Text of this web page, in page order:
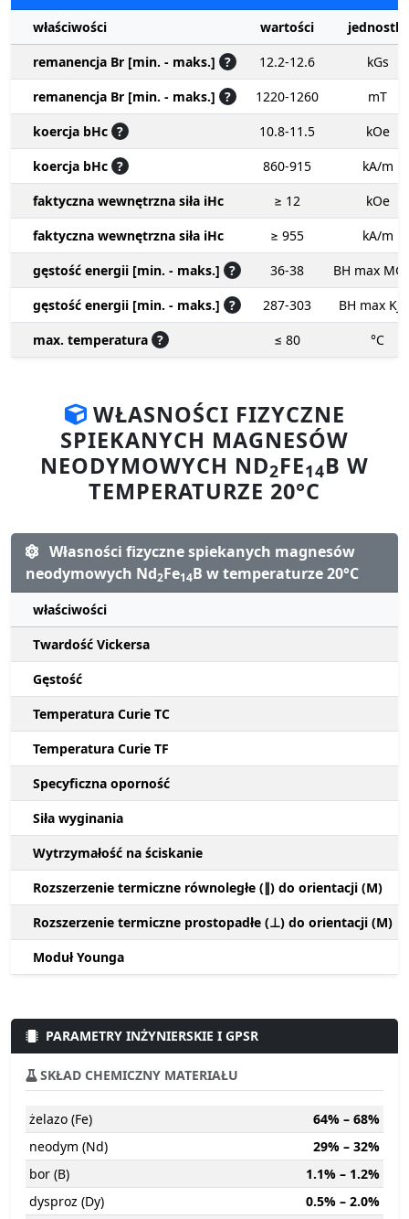
właściwości wartości
jednostki
remanencja Br [min. - maks.] ? 12.2-12.6
kGs
remanencja Br [min. - maks.] ? 1220-1260
mT
koercja bHc ? 10.8-11.5
kOe
koercja bHc ? 860-915
kA/m
faktyczna wewnętrzna siła iHc
≥ 12
kOe
faktyczna wewnętrzna siła iHc
≥ 955
kA/m
gęstość energii [min. - maks.] ? 36-38
BH max
gęstość energii [min. - maks.] ? 287-303
BH max
max. temperatura ? ≤ 80 °C
WŁASNOŚCI FIZYCZNE
SPIEKANYCH MAGNESÓW
NEODYMOWYCH ND2FE14B W
TEMPERATURZE 20°C
Własności fizyczne spiekanych magnesów
neodymowych Nd2Fe14B w temperaturze 20°C
właściwości
Twardość Vickersa
Gęstość
Temperatura Curie TC
Temperatura Curie TF
Specyficzna oporność
Siła wyginania
Wytrzymałość na ściskanie
Rozszerzenie termiczne równoległe (∥) do orientacji (M)
Rozszerzenie termiczne prostopadłe (⊥) do orientacji (M)
Moduł Younga
PARAMETRY INŻYNIERSKIE I GPSR
SKŁAD CHEMICZNY MATERIAŁU
żelazo (Fe)
64% – 68%
neodym (Nd)
29% – 32%
bor (B)
1.1% – 1.2%
dysproz (Dy)
0.5% – 2.0%